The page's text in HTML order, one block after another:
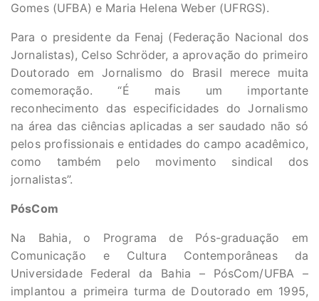
Gomes (UFBA) e Maria Helena Weber (UFRGS).
Para o presidente da Fenaj (Federação Nacional dos
Jornalistas), Celso Schröder, a aprovação do primeiro
Doutorado em Jornalismo do Brasil merece muita
comemoração. “É mais um importante
reconhecimento das especificidades do Jornalismo
na área das ciências aplicadas a ser saudado não só
pelos profissionais e entidades do campo acadêmico,
como também pelo movimento sindical dos
jornalistas”.
PósCom
Na Bahia, o Programa de Pós-graduação em
Comunicação e Cultura Contemporâneas da
Universidade Federal da Bahia – PósCom/UFBA –
implantou a primeira turma de Doutorado em 1995,